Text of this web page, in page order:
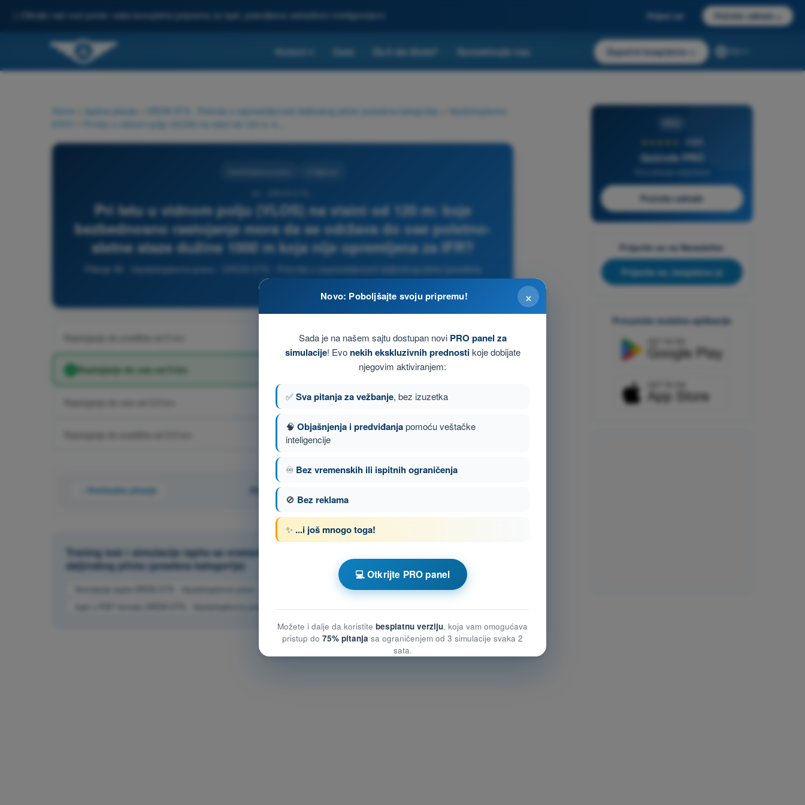
Otkrijte naš novi portal: vaša kompletna priprema za ispit, poboljšana veštačkom inteligencijom Prijavi se Počnite odmah
Kvizovi Cene Da li ste škola? Kontaktirajte nas Započni besplatno
Home Ispitna pitanja DRON STS - Potvrda o osposobljenosti daljinskog pilota (posebna kategorija)
Vazduhoplovno
pravo
Pri letu u vidnom polju (VLOS) na visini od 120 m: koje
bezbednosno rastojanje mora da se održava do ose poletno-
sletne staze dužine 1000 m koja nije opremljena za IFR?
Pitanje 48 - Vazduhoplovno pravo - DRON STS - Potvrda o osposobljenosti daljinskog pilota (posebna
kategorija)
Rastojanje do središta od 5 km
Rastojanje do ose od 5 km
Rastojanje do ose od 3,5 km
Rastojanje do središta od 3,5 km
Prethodno pitanje Pitanje 48 od 149
Trening test i simulacije ispita sa vremenom DRON STS - Potvrda o osposobljenosti
daljinskog pilota (posebna kategorija)
Kviz za vežbanje DRON STS - Vazduhoplovno pravo
4,6/5
Quizvds PRO
Počnite odmah
Prijavite se na Newsletter
Prijavite se, besplatno je
Preuzmite mobilne aplikacije
×
Novo: Poboljšajte svoju pripremu!
Sada je na našem sajtu dostupan novi PRO panel za
simulacije! Evo nekih ekskluzivnih prednostikoje dobijate
njegovim aktiviranjem:
✅Sva pitanja za vežbanje, bez izuzetka
🧠 Objašnjenja i predviđanjapomoću veštačke
inteligencije
♾️ Bez vremenskih ili ispitnih ograničenja
🚫 Bez reklama
✨ ...i još mnogo toga!
💻 Otkrijte PRO panel
Možete i dalje da koristite besplatnu verziju, koja vam omogućava
pristup do 75% pitanja sa ograničenjem od 3 simulacije svaka 2
sata.